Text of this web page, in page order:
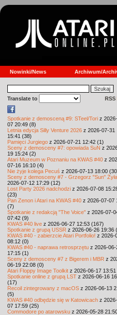
Nowinki/News Archiwum/
Translate to RSS
Spotkanie z demosceną #9: STeel/Tori z
07 20:49 (8)
Letnia edycja Silly Venture 2026 z 2026-07-31
15:41 (38)
Pamięci Jurgiego z 2026-07-21 12:42 (1)
Sceny z demosceny #7: opowiada SuN z
19 15:24 (2)
Atari Muzeum w Poznaniu na KWAS #40 z
07-16 16:10 (4)
Nie żyje kolega Pecuś z 2026-07-13 18:00
Sceny z demosceny #7 - Grzegorz "Sun" Żyła
2026-07-12 17:29 (12)
Lost Party 2026 nadchodzi z 2026-07-08
(23)
Pan Zenon i Atari na KWAS #40 z 2026-07-07
(7)
Spotkanie z redakcją "The Voice" z 2026-07-
07:42 (9)
KWAS #40 live z 2026-06-27 12:53 (167)
Spotkanie z grupą USSR z 2026-06-26 19:36
KWAS #40 - zabierzcie Atari Portfolio! z 2026-
08:12 (0)
KWAS #40 - naprawa retrosprzętu z 2026-06-
17:15 (1)
Sceny z demosceny #7 z Bigerem i MBR z
06-19 22:08 (0)
Atari Floppy Image Toolkit z 2026-06-17 13:51
Spotkanie online z grupą LST z 2026-06-16
(17)
Recoil zintegrowany z macOS z 2026-06-13
(5)
KWAS #40 odbędzie się w Katowicach z
07 17:59 (25)
Commodore po atarowsku z 2026-05-28